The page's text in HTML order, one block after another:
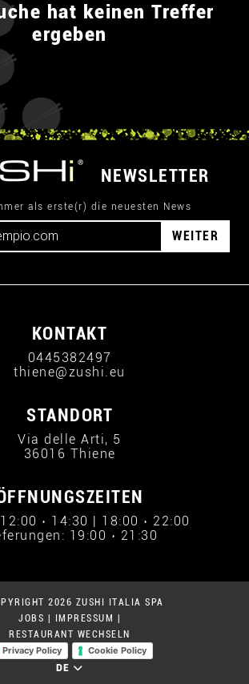
hat keinen Treffer
ergeben
NEWSLETTER
als erste(r) die neuesten News
WEITER
KONTAKT
0445382497
thiene@zushi.eu
STANDORT
Via delle Arti, 5
36016 Thiene
› 14:30 | 18:00 › 22:00
19:00 › 21:30
2026 ZUSHI ITALIA SPA
JOBS
IMPRESSUM
RESTAURANT WECHSELN
Privacy Policy
Cookie Policy
DE